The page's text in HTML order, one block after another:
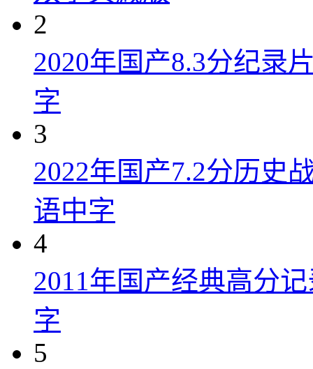
2
2020年国产8.3分纪录
字
3
2022年国产7.2分历史
语中字
4
2011年国产经典高分
字
5